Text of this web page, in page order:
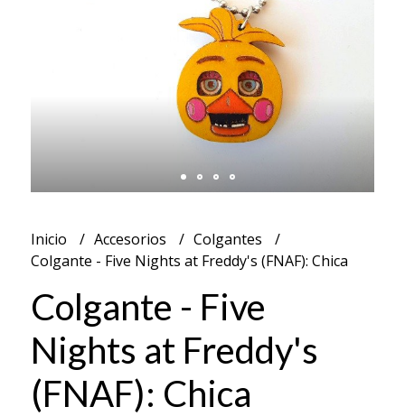
Inicio Accesorios
Colgantes
Colgante - Five Nights at Freddy's (FNAF): Chica
Colgante - Five
Nights at Freddy's
(FNAF): Chica